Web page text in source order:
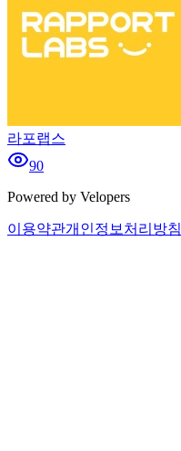
라포랩스
90
Powered by Velopers
이용약관개인정보처리방침